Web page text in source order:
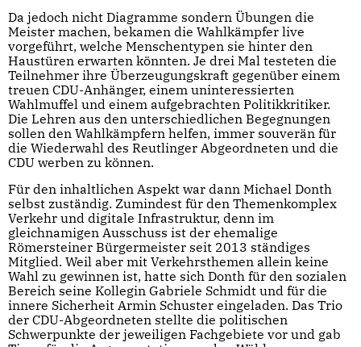
Da jedoch nicht Diagramme sondern Übungen die
Meister machen, bekamen die Wahlkämpfer live
vorgeführt, welche Menschentypen sie hinter den
Haustüren erwarten könnten. Je drei Mal testeten die
Teilnehmer ihre Überzeugungskraft gegenüber einem
treuen CDU-Anhänger, einem uninteressierten
Wahlmuffel und einem aufgebrachten Politikkritiker.
Die Lehren aus den unterschiedlichen Begegnungen
sollen den Wahlkämpfern helfen, immer souverän für
die Wiederwahl des Reutlinger Abgeordneten und die
CDU werben zu können.
Für den inhaltlichen Aspekt war dann Michael Donth
selbst zuständig. Zumindest für den Themenkomplex
Verkehr und digitale Infrastruktur, denn im
gleichnamigen Ausschuss ist der ehemalige
Römersteiner Bürgermeister seit 2013 ständiges
Mitglied. Weil aber mit Verkehrsthemen allein keine
Wahl zu gewinnen ist, hatte sich Donth für den sozialen
Bereich seine Kollegin Gabriele Schmidt und für die
innere Sicherheit Armin Schuster eingeladen. Das Trio
der CDU-Abgeordneten stellte die politischen
Schwerpunkte der jeweiligen Fachgebiete vor und gab